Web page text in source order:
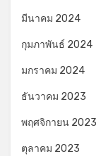
มีนาคม 2024
กุมภาพันธ์ 2024
มกราคม 2024
ธันวาคม 2023
พฤศจิกายน 2023
ตุลาคม 2023